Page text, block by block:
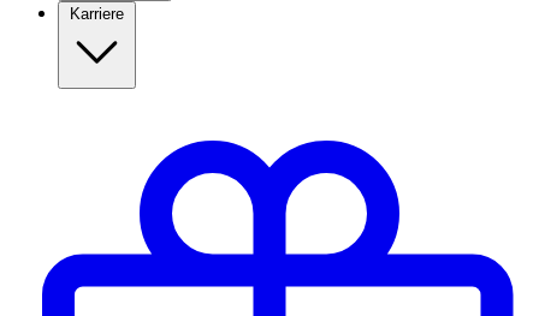
Karriere